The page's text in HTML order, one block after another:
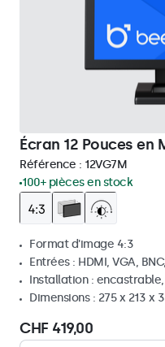
Écran 12 Pouces en
Référence : 12VG7M
100+ pièces en stock
Format d'image 4:3
Entrées : HDMI, VGA,
Installation :
Dimensions : 275 x 213 x
CHF 419,00